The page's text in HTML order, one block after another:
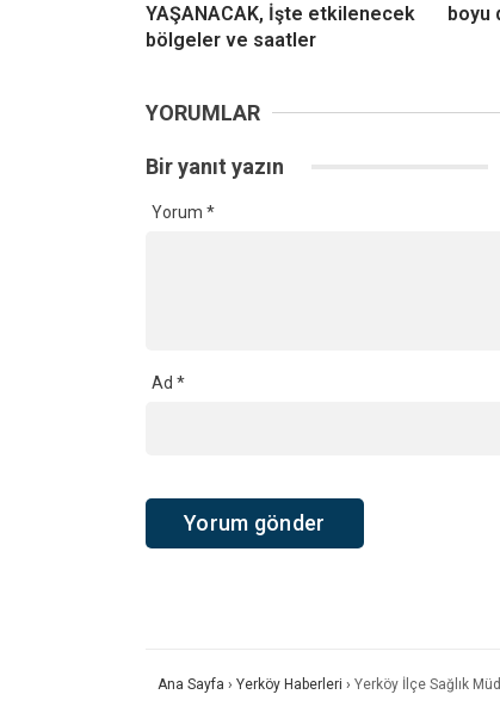
YAŞANACAK, İşte etkilenecek
bölgeler ve saatler
boyu
YORUMLAR
Bir yanıt yazın
Yorum *
Ad *
Ana Sayfa › Yerköy Haberleri › Yerköy İlçe Sağlık